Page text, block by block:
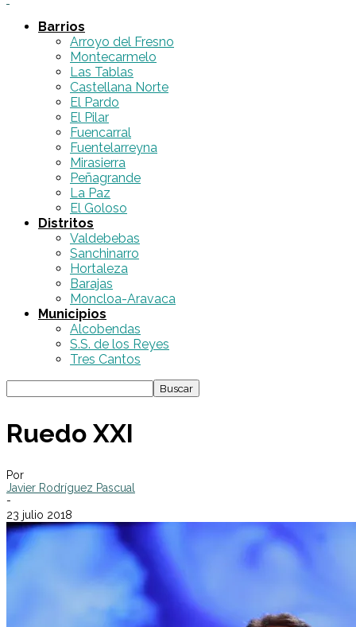
Barrios
Arroyo del Fresno
Montecarmelo
Las Tablas
Castellana Norte
El Pardo
El Pilar
Fuencarral
Fuentelarreyna
Mirasierra
Peñagrande
La Paz
El Goloso
Distritos
Valdebebas
Sanchinarro
Hortaleza
Barajas
Moncloa-Aravaca
Municipios
Alcobendas
S.S. de los Reyes
Tres Cantos
Ruedo XXI
Por
Javier Rodríguez Pascual
-
23 julio 2018